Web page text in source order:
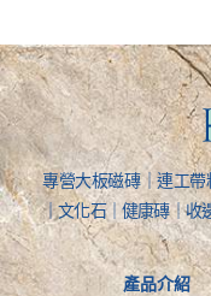
專營大板磁磚｜連工
｜文化石｜健康磚｜收
產品介紹